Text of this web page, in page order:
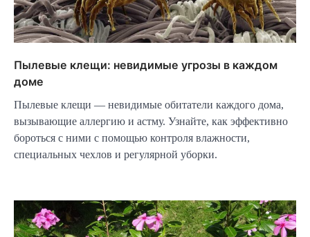
Пылевые клещи: невидимые угрозы в каждом
доме
Пылевые клещи — невидимые обитатели каждого дома,
вызывающие аллергию и астму. Узнайте, как эффективно
бороться с ними с помощью контроля влажности,
специальных чехлов и регулярной уборки.